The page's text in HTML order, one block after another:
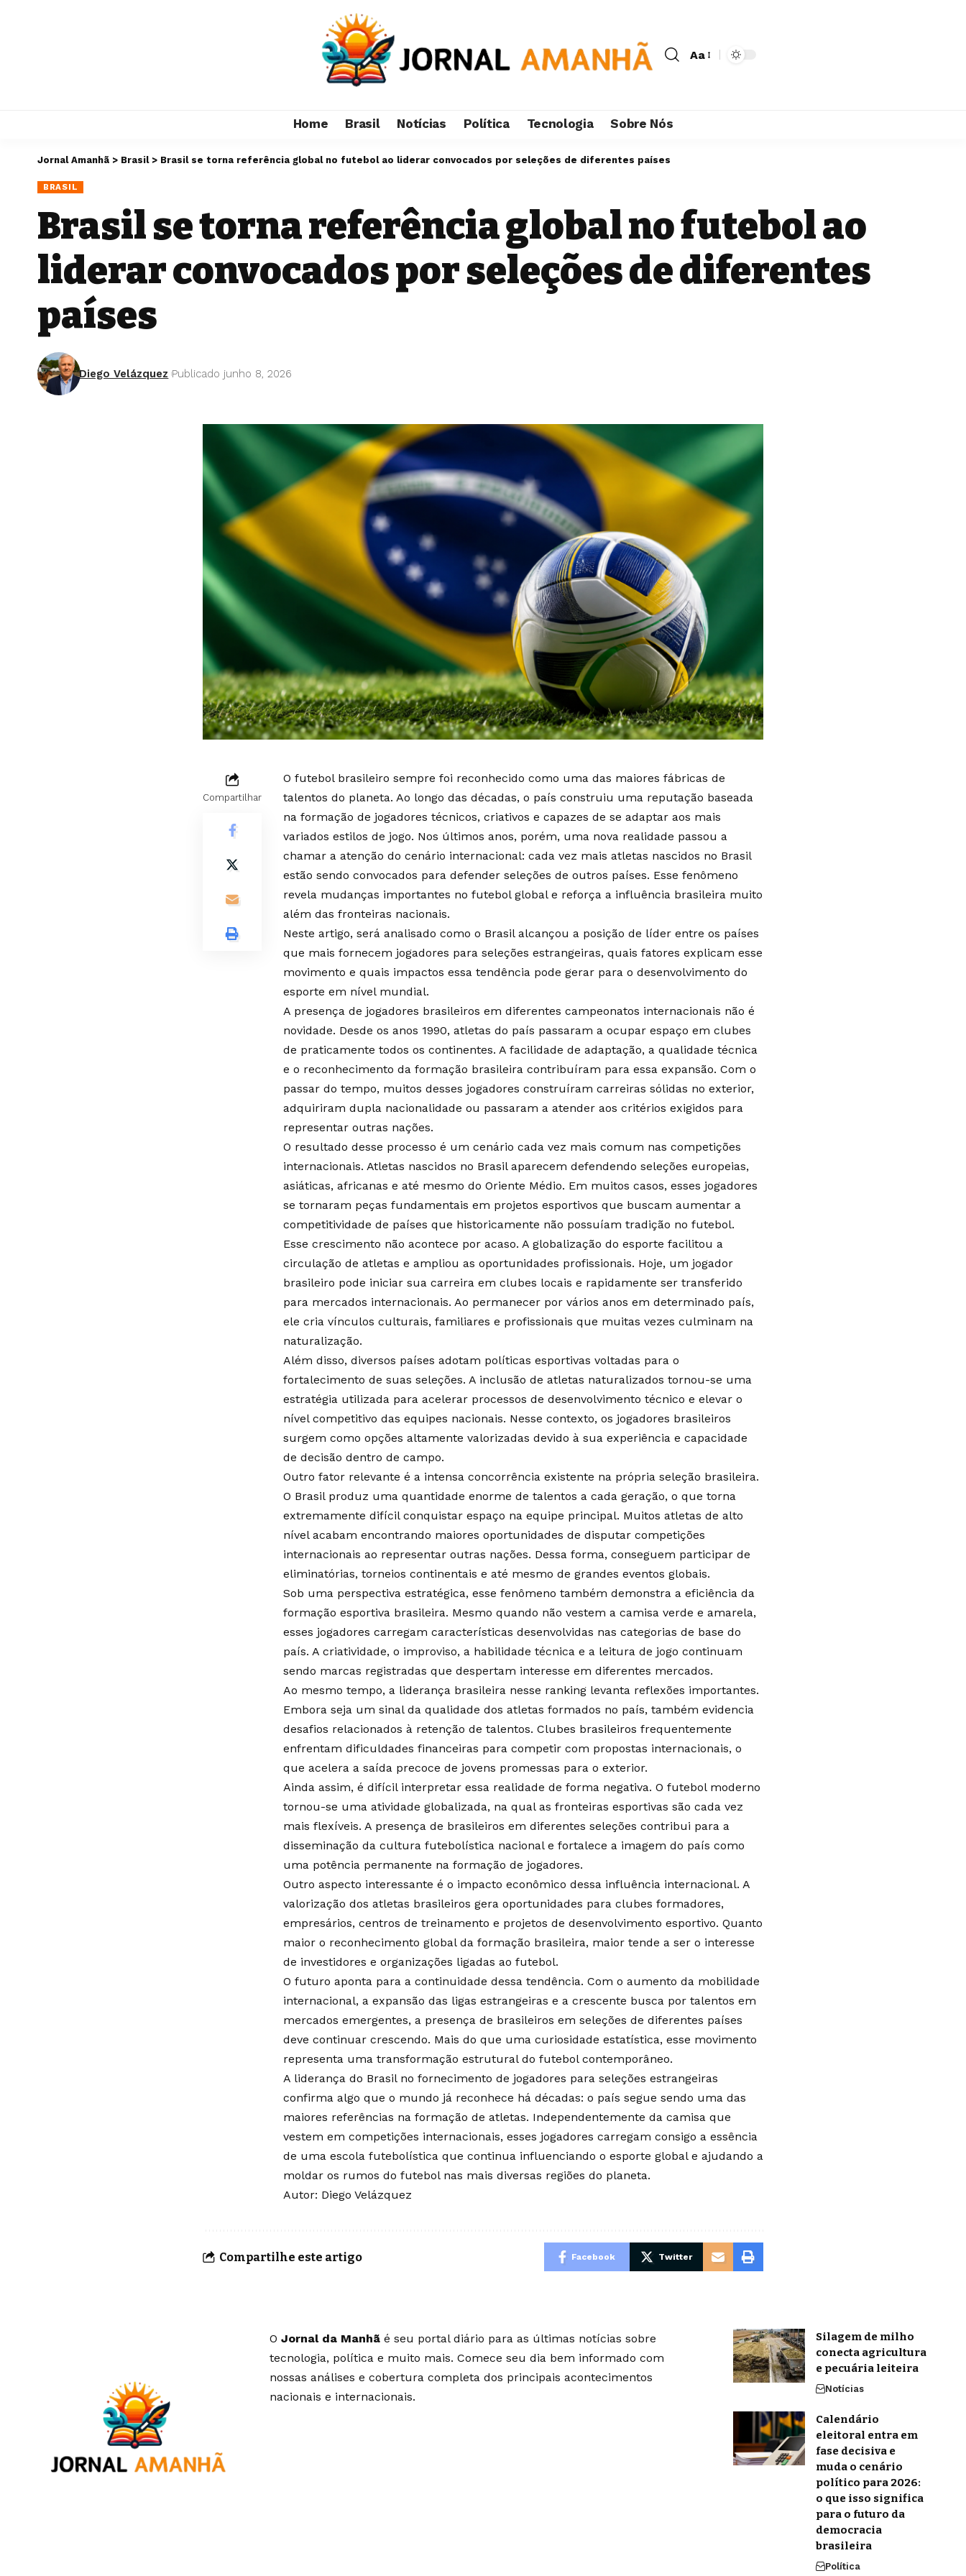
Aa
Home Brasil Notícias Política Tecnologia Sobre Nós
Jornal Amanhã > Brasil> Brasil se torna referência global no futebol ao liderar convocados por seleções de diferentes países
BRASIL
Brasil se torna referência global no futebol ao
liderar convocados por seleções de diferentes
países
Diego Velázquez Publicado junho 8, 2026
Compartilhar
O futebol brasileiro sempre foi reconhecido como uma das maiores fábricas de
talentos do planeta. Ao longo das décadas, o país construiu uma reputação baseada
na formação de jogadores técnicos, criativos e capazes de se adaptar aos mais
variados estilos de jogo. Nos últimos anos, porém, uma nova realidade passou a
chamar a atenção do cenário internacional: cada vez mais atletas nascidos no Brasil
estão sendo convocados para defender seleções de outros países. Esse fenômeno
revela mudanças importantes no futebol global e reforça a influência brasileira muito
além das fronteiras nacionais.
Neste artigo, será analisado como o Brasil alcançou a posição de líder entre os países
que mais fornecem jogadores para seleções estrangeiras, quais fatores explicam esse
movimento e quais impactos essa tendência pode gerar para o desenvolvimento do
esporte em nível mundial.
A presença de jogadores brasileiros em diferentes campeonatos internacionais não é
novidade. Desde os anos 1990, atletas do país passaram a ocupar espaço em clubes
de praticamente todos os continentes. A facilidade de adaptação, a qualidade técnica
e o reconhecimento da formação brasileira contribuíram para essa expansão. Com o
passar do tempo, muitos desses jogadores construíram carreiras sólidas no exterior,
adquiriram dupla nacionalidade ou passaram a atender aos critérios exigidos para
representar outras nações.
O resultado desse processo é um cenário cada vez mais comum nas competições
internacionais. Atletas nascidos no Brasil aparecem defendendo seleções europeias,
asiáticas, africanas e até mesmo do Oriente Médio. Em muitos casos, esses jogadores
se tornaram peças fundamentais em projetos esportivos que buscam aumentar a
competitividade de países que historicamente não possuíam tradição no futebol.
Esse crescimento não acontece por acaso. A globalização do esporte facilitou a
circulação de atletas e ampliou as oportunidades profissionais. Hoje, um jogador
brasileiro pode iniciar sua carreira em clubes locais e rapidamente ser transferido
para mercados internacionais. Ao permanecer por vários anos em determinado país,
ele cria vínculos culturais, familiares e profissionais que muitas vezes culminam na
naturalização.
Além disso, diversos países adotam políticas esportivas voltadas para o
fortalecimento de suas seleções. A inclusão de atletas naturalizados tornou-se uma
estratégia utilizada para acelerar processos de desenvolvimento técnico e elevar o
nível competitivo das equipes nacionais. Nesse contexto, os jogadores brasileiros
surgem como opções altamente valorizadas devido à sua experiência e capacidade
de decisão dentro de campo.
Outro fator relevante é a intensa concorrência existente na própria seleção brasileira.
O Brasil produz uma quantidade enorme de talentos a cada geração, o que torna
extremamente difícil conquistar espaço na equipe principal. Muitos atletas de alto
nível acabam encontrando maiores oportunidades de disputar competições
internacionais ao representar outras nações. Dessa forma, conseguem participar de
eliminatórias, torneios continentais e até mesmo de grandes eventos globais.
Sob uma perspectiva estratégica, esse fenômeno também demonstra a eficiência da
formação esportiva brasileira. Mesmo quando não vestem a camisa verde e amarela,
esses jogadores carregam características desenvolvidas nas categorias de base do
país. A criatividade, o improviso, a habilidade técnica e a leitura de jogo continuam
sendo marcas registradas que despertam interesse em diferentes mercados.
Ao mesmo tempo, a liderança brasileira nesse ranking levanta reflexões importantes.
Embora seja um sinal da qualidade dos atletas formados no país, também evidencia
desafios relacionados à retenção de talentos. Clubes brasileiros frequentemente
enfrentam dificuldades financeiras para competir com propostas internacionais, o
que acelera a saída precoce de jovens promessas para o exterior.
Ainda assim, é difícil interpretar essa realidade de forma negativa. O futebol moderno
tornou-se uma atividade globalizada, na qual as fronteiras esportivas são cada vez
mais flexíveis. A presença de brasileiros em diferentes seleções contribui para a
disseminação da cultura futebolística nacional e fortalece a imagem do país como
uma potência permanente na formação de jogadores.
Outro aspecto interessante é o impacto econômico dessa influência internacional. A
valorização dos atletas brasileiros gera oportunidades para clubes formadores,
empresários, centros de treinamento e projetos de desenvolvimento esportivo. Quanto
maior o reconhecimento global da formação brasileira, maior tende a ser o interesse
de investidores e organizações ligadas ao futebol.
O futuro aponta para a continuidade dessa tendência. Com o aumento da mobilidade
internacional, a expansão das ligas estrangeiras e a crescente busca por talentos em
mercados emergentes, a presença de brasileiros em seleções de diferentes países
deve continuar crescendo. Mais do que uma curiosidade estatística, esse movimento
representa uma transformação estrutural do futebol contemporâneo.
A liderança do Brasil no fornecimento de jogadores para seleções estrangeiras
confirma algo que o mundo já reconhece há décadas: o país segue sendo uma das
maiores referências na formação de atletas. Independentemente da camisa que
vestem em competições internacionais, esses jogadores carregam consigo a essência
de uma escola futebolística que continua influenciando o esporte global e ajudando a
moldar os rumos do futebol nas mais diversas regiões do planeta.
Autor: Diego Velázquez
Compartilhe este artigo Facebook Twitter
O Jornal da Manhãé seu portal diário para as últimas notícias sobre
tecnologia, política e muito mais. Comece seu dia bem informado com
nossas análises e cobertura completa dos principais acontecimentos
nacionais e internacionais.
Silagem de milho
conecta agricultura
e pecuária leiteira
Notícias
Calendário
eleitoral entra em
fase decisiva e
muda o cenário
político para 2026:
o que isso significa
para o futuro da
democracia
brasileira
Política